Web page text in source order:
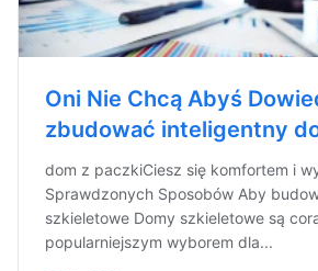
Oni Nie Chcą Abyś
zbudować inteligentny
dom z paczkiCiesz się komfortem i
Sprawdzonych Sposobów Aby
szkieletowe Domy szkieletowe są
popularniejszym wyborem dla...